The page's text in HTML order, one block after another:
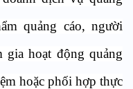
quảng cáo, người
gia hoạt động quảng
hoặc phối hợp thực